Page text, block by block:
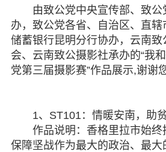
专委会
书香机关
电子杂志
视频中心
由致公党中央宣传部、致公
办，致公党各省、自治区、直
储蓄银行昆明分行协办，云南致
会、云南致公摄影社承办的“我
党第三届摄影赛”作品展示,谢谢
1、ST101：情暖安南，助
作品说明：香格里拉市始终
保障坚战作为最大的政治、最大